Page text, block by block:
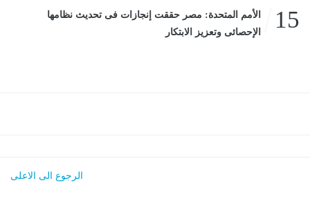
15
الأمم المتحدة: مصر حققت إنجازات فى تحديث نظامها
الإحصائى وتعزيز الابتكار
الرجوع الى الاعلى